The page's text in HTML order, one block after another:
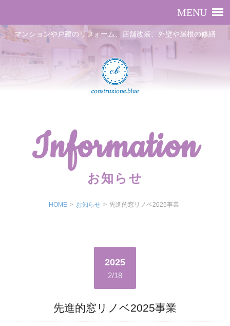
マンションや戸建のリフォーム、店舗改装、外壁や屋根の修繕
Information
お知らせ
HOME > お知らせ > 先進的窓リノベ2025事業
2025
2/18
先進的窓リノベ2025事業